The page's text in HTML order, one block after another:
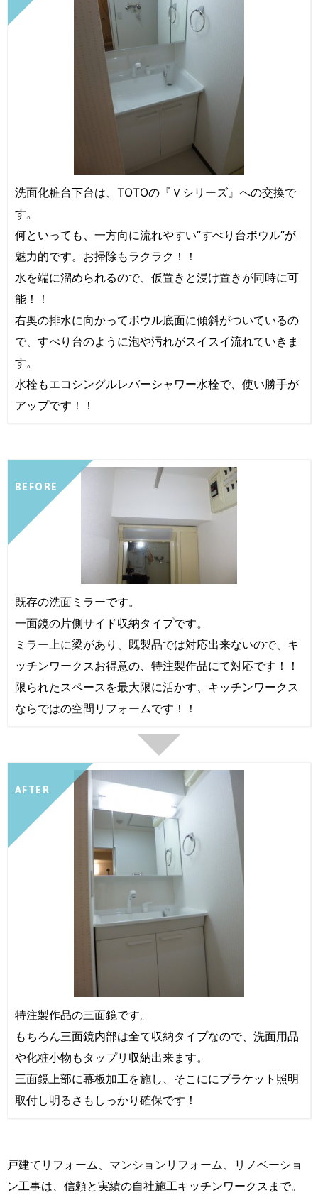
洗面化粧台下台は、TOTOの『Ｖシリーズ』への交換で
す。
何といっても、一方向に流れやすい“すべり台ボウル”が
魅力的です。お掃除もラクラク！！
水を端に溜められるので、仮置きと浸け置きが同時に可
能！！
右奥の排水に向かってボウル底面に傾斜がついているの
で、すべり台のように泡や汚れがスイスイ流れていきま
す。
水栓もエコシングルレバーシャワー水栓で、使い勝手が
アップです！！
BEFORE
既存の洗面ミラーです。
一面鏡の片側サイド収納タイプです。
ミラー上に梁があり、既製品では対応出来ないので、キ
ッチンワークスお得意の、特注製作品にて対応です！！
限られたスペースを最大限に活かす、キッチンワークス
ならではの空間リフォームです！！
AFTER
特注製作品の三面鏡です。
もちろん三面鏡内部は全て収納タイプなので、洗面用品
や化粧小物もタップリ収納出来ます。
三面鏡上部に幕板加工を施し、そこににブラケット照明
取付し明るさもしっかり確保です！
戸建てリフォーム、マンションリフォーム、リノベーショ
ン工事は、信頼と実績の自社施工キッチンワークスまで。